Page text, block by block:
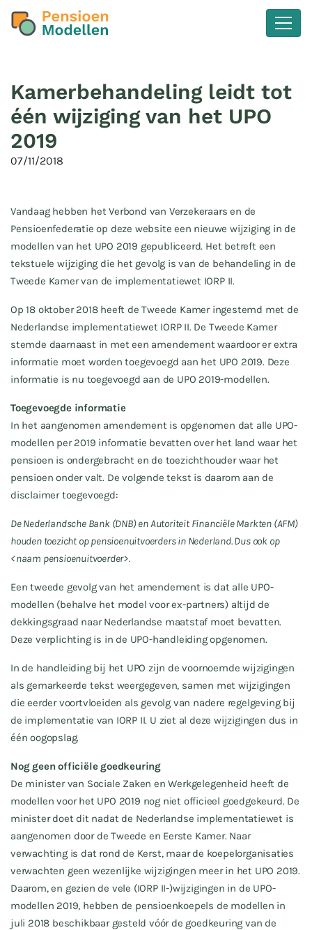
Kamerbehandeling leidt tot
één wijziging van het UPO
2019
07/11/2018
Vandaag hebben het Verbond van Verzekeraars en de
Pensioenfederatie op deze website een nieuwe wijziging in de
modellen van het UPO 2019 gepubliceerd. Het betreft een
tekstuele wijziging die het gevolg is van de behandeling in de
Tweede Kamer van de implementatiewet IORP II.
Op 18 oktober 2018 heeft de Tweede Kamer ingestemd met de
Nederlandse implementatiewet IORP II. De Tweede Kamer
stemde daarnaast in met een amendement waardoor er extra
informatie moet worden toegevoegd aan het UPO 2019. Deze
informatie is nu toegevoegd aan de UPO 2019-modellen.
Toegevoegde informatie
In het aangenomen amendement is opgenomen dat alle UPO-
modellen per 2019 informatie bevatten over het land waar het
pensioen is ondergebracht en de toezichthouder waar het
pensioen onder valt. De volgende tekst is daarom aan de
disclaimer toegevoegd:
De Nederlandsche Bank (DNB) en Autoriteit Financiële Markten (AFM)
houden toezicht op pensioenuitvoerders in Nederland. Dus ook op
<naam pensioenuitvoerder>.
Een tweede gevolg van het amendement is dat alle UPO-
modellen (behalve het model voor ex-partners) altijd de
dekkingsgraad naar Nederlandse maatstaf moet bevatten.
Deze verplichting is in de UPO-handleiding opgenomen.
In de handleiding bij het UPO zijn de voornoemde wijzigingen
als gemarkeerde tekst weergegeven, samen met wijzigingen
die eerder voortvloeiden als gevolg van nadere regelgeving bij
de implementatie van IORP II. U ziet al deze wijzigingen dus in
één oogopslag.
Nog geen officiële goedkeuring
De minister van Sociale Zaken en Werkgelegenheid heeft de
modellen voor het UPO 2019 nog niet officieel goedgekeurd. De
minister doet dit nadat de Nederlandse implementatiewet is
aangenomen door de Tweede en Eerste Kamer. Naar
verwachting is dat rond de Kerst, maar de koepelorganisaties
verwachten geen wezenlijke wijzigingen meer in het UPO 2019.
Daarom, en gezien de vele (IORP II-)wijzigingen in de UPO-
modellen 2019, hebben de pensioenkoepels de modellen in
juli 2018 beschikbaar gesteld vóór de goedkeuring van de